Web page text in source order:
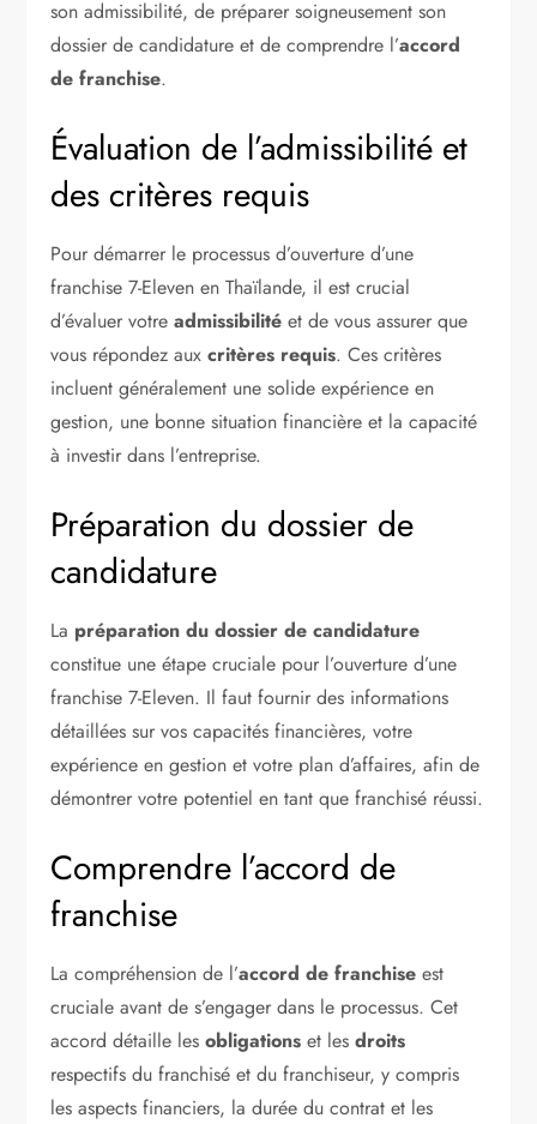
son admissibilité, de préparer soigneusement son
dossier de candidature et de comprendre l’accord
de franchise.
Évaluation de l’admissibilité et
des critères requis
Pour démarrer le processus d’ouverture d’une
franchise 7-Eleven en Thaïlande, il est crucial
d’évaluer votreadmissibilité et de vous assurer que
vous répondez auxcritères requis. Ces critères
incluent généralement une solide expérience en
gestion, une bonne situation financière et la capacité
à investir dans l’entreprise.
Préparation du dossier de
candidature
La préparation du dossier de candidature
constitue une étape cruciale pour l’ouverture d’une
franchise 7-Eleven. Il faut fournir des informations
détaillées sur vos capacités financières, votre
expérience en gestion et votre plan d’affaires, afin de
démontrer votre potentiel en tant que franchisé réussi.
Comprendre l’accord de
franchise
La compréhension de l’accord de franchise est
cruciale avant de s’engager dans le processus. Cet
accord détaille lesobligations et lesdroits
respectifs du franchisé et du franchiseur, y compris
les aspects financiers, la durée du contrat et les